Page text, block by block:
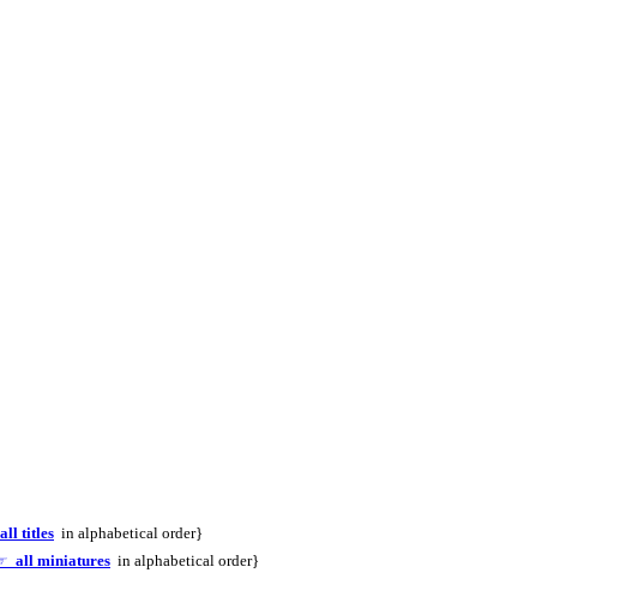
all titles in alphabetical order}
all miniatures in alphabetical order}